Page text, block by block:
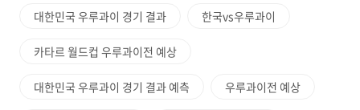
대한민국 우루과이 경기 결과 한국vs우루과이
카타르 월드컵 우루과이전 예상
대한민국 우루과이 경기 결과 예측 우루과이전 예상